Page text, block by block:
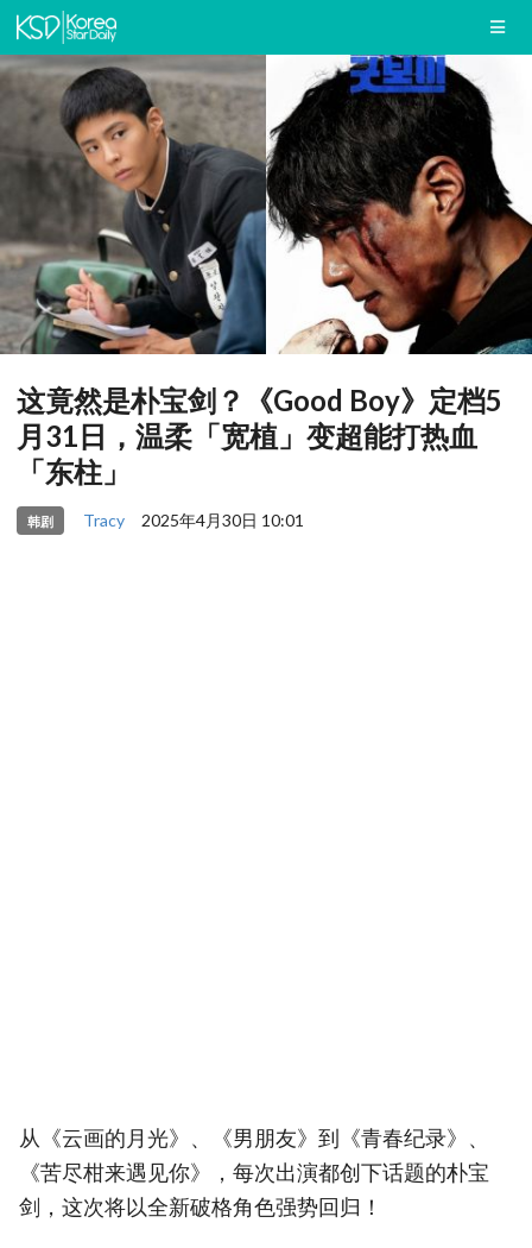
这竟然是朴宝剑？《Good Boy》定档5
月31日，温柔「宽植」变超能打热血
「东柱」
韩剧 Tracy 2025年4月30日 10:01
从《云画的月光》、《男朋友》到《青春纪录》、
《苦尽柑来遇见你》，每次出演都创下话题的朴宝
剑，这次将以全新破格角色强势回归！